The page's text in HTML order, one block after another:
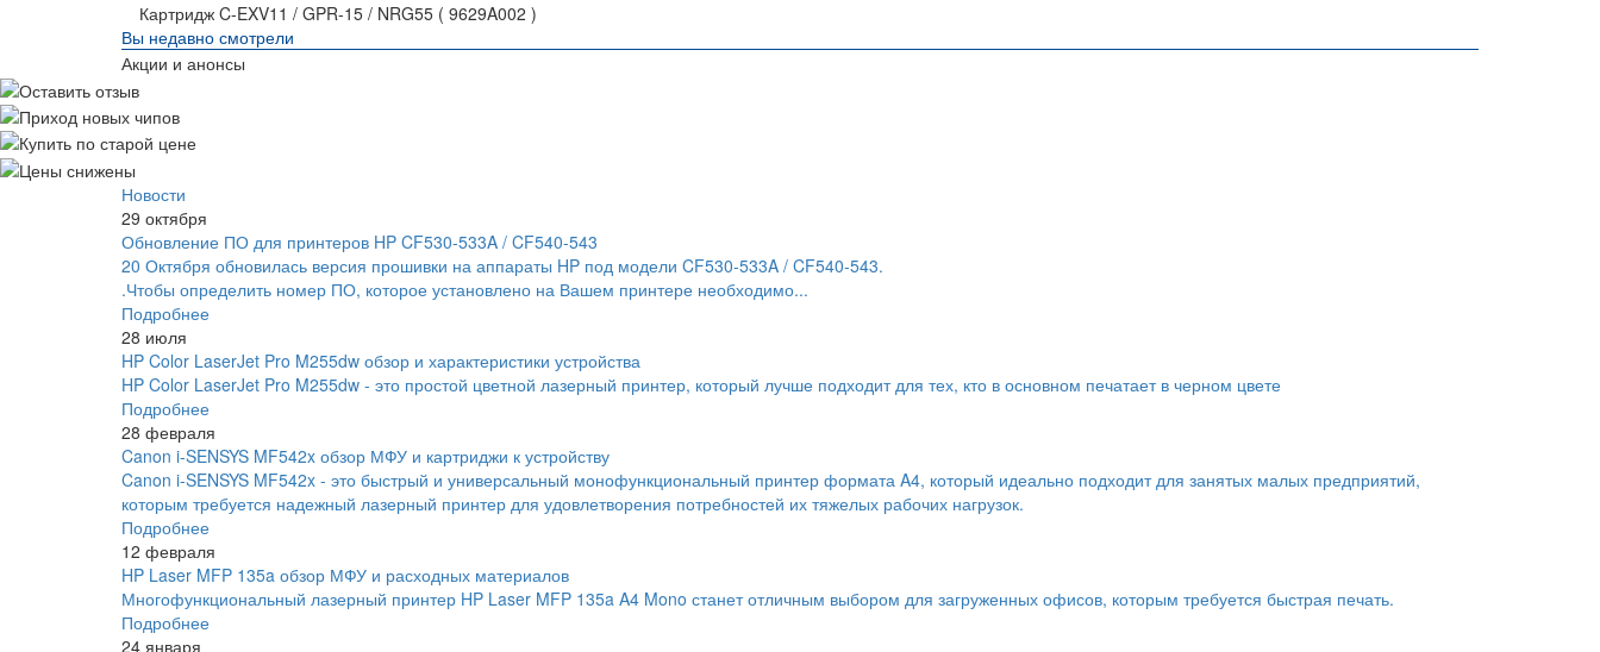
Картридж C-EXV11 / GPR-15 / NRG55 ( 9629A002 )
Вы недавно смотрели
Акции и анонсы
Новости
29 октября
Обновление ПО для принтеров HP CF530-533A / CF540-543
20 Октября обновилась версия прошивки на аппараты HP под модели CF530-533A / CF540-543.
.Чтобы определить номер ПО, которое установлено на Вашем принтере необходимо...
Подробнее
28 июля
HP Color LaserJet Pro M255dw обзор и характеристики устройства
HP Color LaserJet Pro M255dw - это простой цветной лазерный принтер, который лучше подходит для тех, кто в основном печатает в черном цвете
Подробнее
28 февраля
Canon i-SENSYS MF542x обзор МФУ и картриджи к устройству
Canon i-SENSYS MF542x - это быстрый и универсальный монофункциональный принтер формата A4, который идеально подходит для занятых малых предприятий,
которым требуется надежный лазерный принтер для удовлетворения потребностей их тяжелых рабочих нагрузок.
Подробнее
12 февраля
HP Laser MFP 135a обзор МФУ и расходных материалов
Многофункциональный лазерный принтер HP Laser MFP 135a A4 Mono станет отличным выбором для загруженных офисов, которым требуется быстрая печать.
Подробнее
24 января